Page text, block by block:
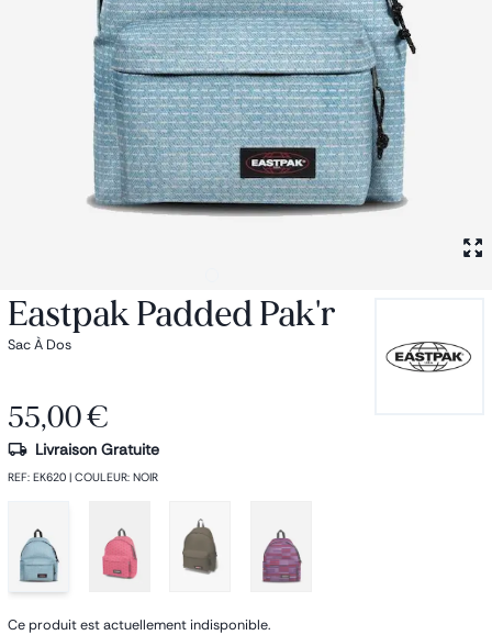
Porte monnaie
Sac de voyage
Nos chaussettes
Collection : Les sacs de cours
Eastpak Padded Pak'r
Sac À Dos
55,00 €
Livraison Gratuite
REF: EK620 | COULEUR: NOIR
Ce produit est actuellement indisponible.